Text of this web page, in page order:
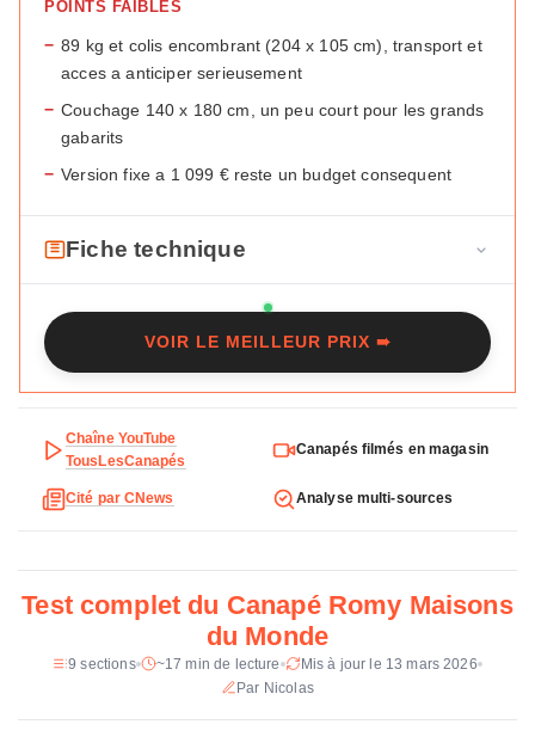
POINTS FAIBLES
− 89 kg et colis encombrant (204 x 105 cm), transport et
acces a anticiper serieusement
− Couchage 140 x 180 cm, un peu court pour les grands
gabarits
− Version fixe a 1 099 € reste un budget consequent
Fiche technique
c
e
e
h
u
Maisons du Monde
Modele Romy
Type Droit convertible
Places
Dimensions 202 x 103 x 88 cm
Hauteur d'assise 47 cm
140 x 180 cm
Matelas
Mousse HR 30 kg/m3, 12 cm
d'epaisseur, coutil stretch matelasse
VOIR LE MEILLEUR PRIX ➠
Chaîne YouTube
TousLesCanapés
Canapés filmés en magasin
Cité par CNews Analyse multi-sources
Test complet du Canapé Romy Maisons
du Monde
9 sections ~17 min de lecture
Mis à jour le 13 mars 2026
Par Nicolas